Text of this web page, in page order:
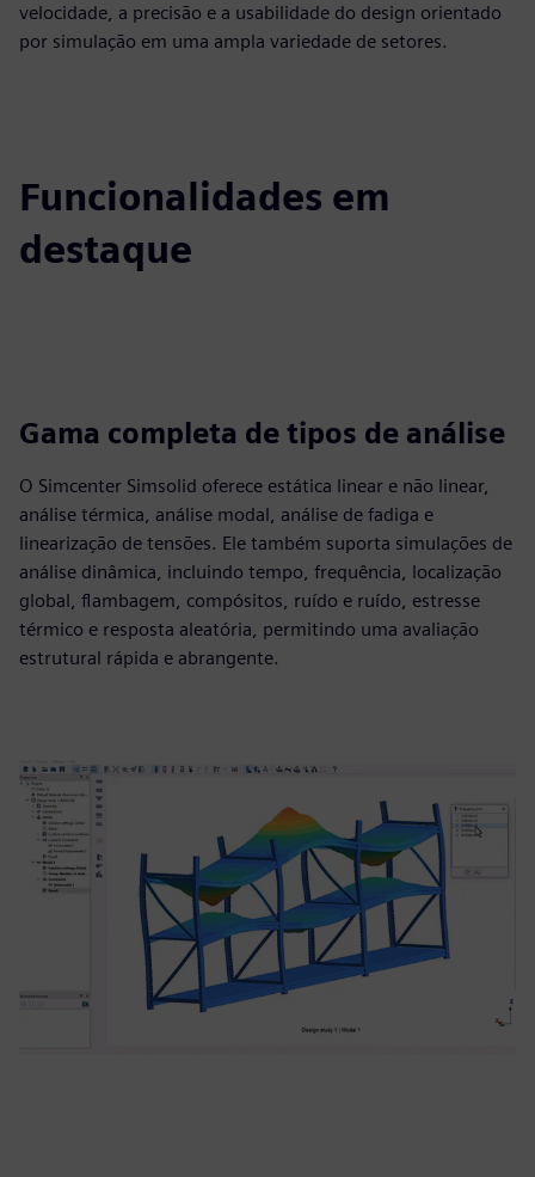
velocidade, a precisão e a usabilidade do design orientado
por simulação em uma ampla variedade de setores.
Funcionalidades em
destaque
Gama completa de tipos de análise
O Simcenter Simsolid oferece estática linear e não linear,
análise térmica, análise modal, análise de fadiga e
linearização de tensões. Ele também suporta simulações de
análise dinâmica, incluindo tempo, frequência, localização
global, flambagem, compósitos, ruído e ruído, estresse
térmico e resposta aleatória, permitindo uma avaliação
estrutural rápida e abrangente.